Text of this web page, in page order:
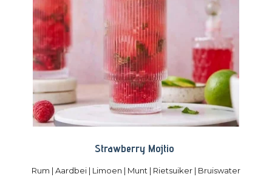
Strawberry Mojtio
Rum | Aardbei | Limoen | Munt | Rietsuiker | Bruiswater